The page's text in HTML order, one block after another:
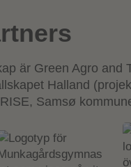
är Green Agro and
Halland
Samsø